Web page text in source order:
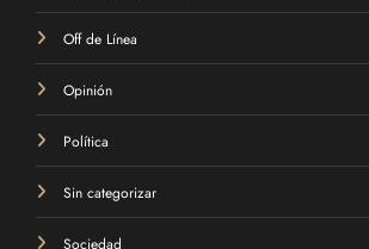
Off de Línea
Opinión
Política
Sin categorizar
Sociedad